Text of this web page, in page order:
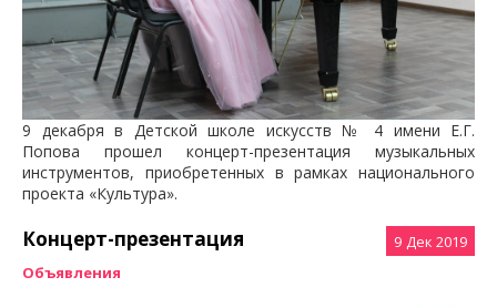
9 декабря в Детской школе искусств № 4 имени Е.Г.
Попова прошел концерт-презентация музыкальных
инструментов, приобретенных в рамках национального
проекта «Культура».
9 Дек 2019
Концерт-презентация
Объявления